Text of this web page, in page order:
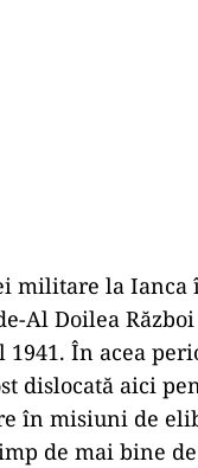
militare la Ianca
Al Doilea
În acea
dislocată aici
în misiuni de
de mai bine